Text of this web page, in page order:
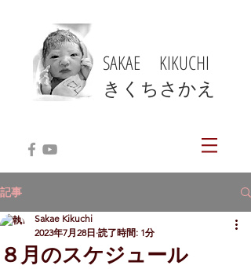
SAKAE KIKUCHI
​きくちさかえ
記事
８月のスケジュール
Sakae Kikuchi
2023年7月28日 読了時間: 1分